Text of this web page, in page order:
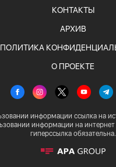
КОНТАКТЫ
АРХИВ
ПОЛИТИКА
О ПРОЕКТЕ
информации ссылка на
информации на интернет
гиперссылка обязательна.